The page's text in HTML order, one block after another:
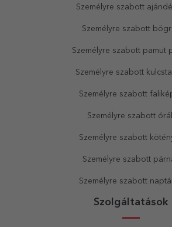
Személyre szabott
Személyre szabott
Személyre szabott pamut
Személyre szabott
Személyre szabott
Személyre szabott
Személyre szabott
Személyre szabott
Személyre szabott
Szolgáltatások